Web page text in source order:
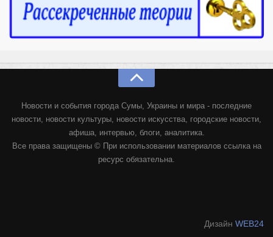
Новости и события города Сумы, Украины и мира - последние
новости, новости культуры, новости искусства, городские новости,
афиша, интервью, блоги, аналитика.
Все права защищены © При использовании материалов ссылка на
ресурс обязательна.
Дизайн WEB24